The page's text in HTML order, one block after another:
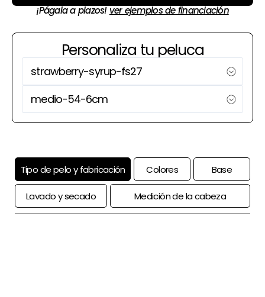
¡Págala a plazos! ver ejemplos de financiación
Personaliza tu peluca
Tipo de pelo y fabricación Colores Base
Lavado y secado Medición de la cabeza